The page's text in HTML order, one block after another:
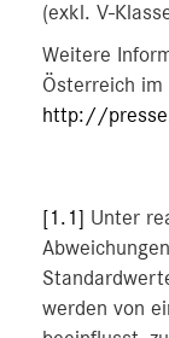
(exkl. V-
Weitere
Österreich
http://
[1.1] Unter
werden von